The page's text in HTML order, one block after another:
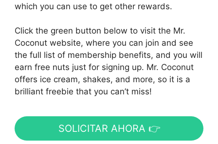
which you can use to get other rewards.
Click the green button below to visit the Mr.
Coconut website, where you can join and see
the full list of membership benefits, and you will
earn free nuts just for signing up. Mr. Coconut
offers ice cream, shakes, and more, so it is a
brilliant freebie that you can’t miss!
SOLICITAR AHORA 👉